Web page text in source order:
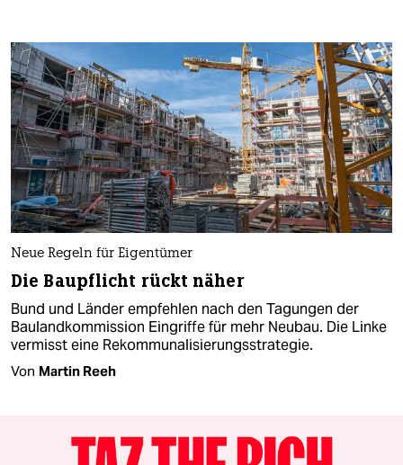
Neue Regeln für Eigentümer
Die Baupflicht rückt näher
Bund und Länder empfehlen nach den Tagungen der
Baulandkommission Eingriffe für mehr Neubau. Die Linke
vermisst eine Rekommunalisierungsstrategie.
Von Martin Reeh